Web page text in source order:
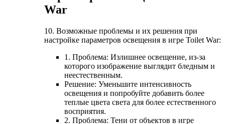
War
10. Возможные проблемы и их решения при
настройке параметров освещения в игре Toilet War:
1. Проблема: Излишнее освещение, из-за
которого изображение выглядит бледным и
неестественным.
Решение: Уменьшите интенсивность
освещения и попробуйте добавить более
теплые цвета света для более естественного
восприятия.
2. Проблема: Тени от объектов в игре